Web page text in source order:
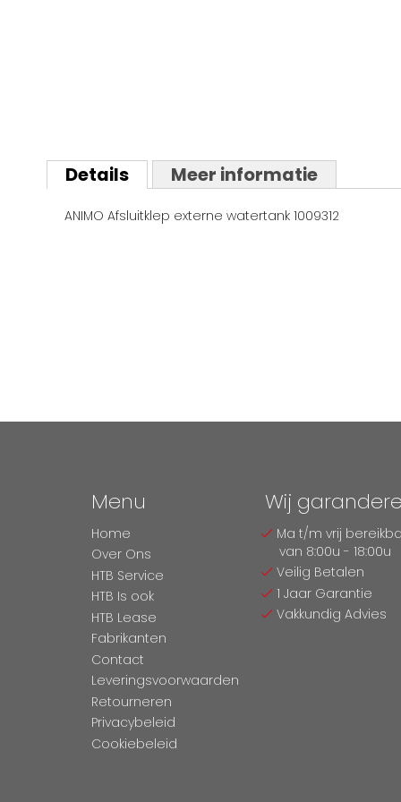
naar
het
van
Details
ANIMO Afsluitklep externe watertank 1009312
Meer informatie
Menu
Home
Over Ons
HTB Service
HTB Is ook
HTB Lease
Fabrikanten
Contact
Leveringsvoorwaarden
Retourneren
Privacybeleid
Cookiebeleid
Wij
Ma t/m vrij
van 8:00u - 18:00u
Veilig Betalen
1 Jaar Garantie
Vakkundig Advies